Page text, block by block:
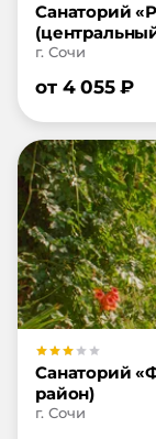
Санаторий
г. Сочи
от 4 055₽
Санаторий
район)
г. Сочи